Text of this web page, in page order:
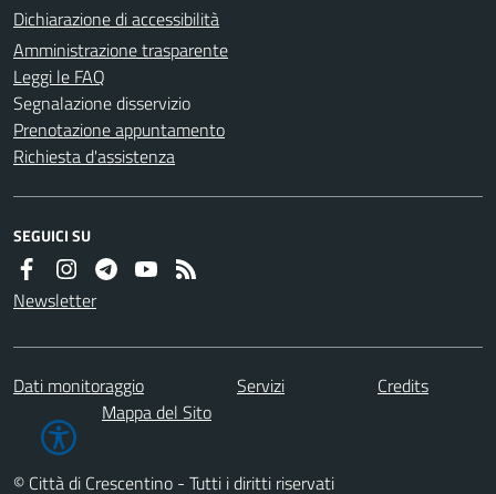
Dichiarazione di accessibilità
Amministrazione trasparente
Leggi le FAQ
Segnalazione disservizio
Prenotazione appuntamento
Richiesta d'assistenza
SEGUICI SU
Newsletter
Dati monitoraggio Servizi
Credits
Mappa del Sito
© Città di Crescentino - Tutti i diritti riservati